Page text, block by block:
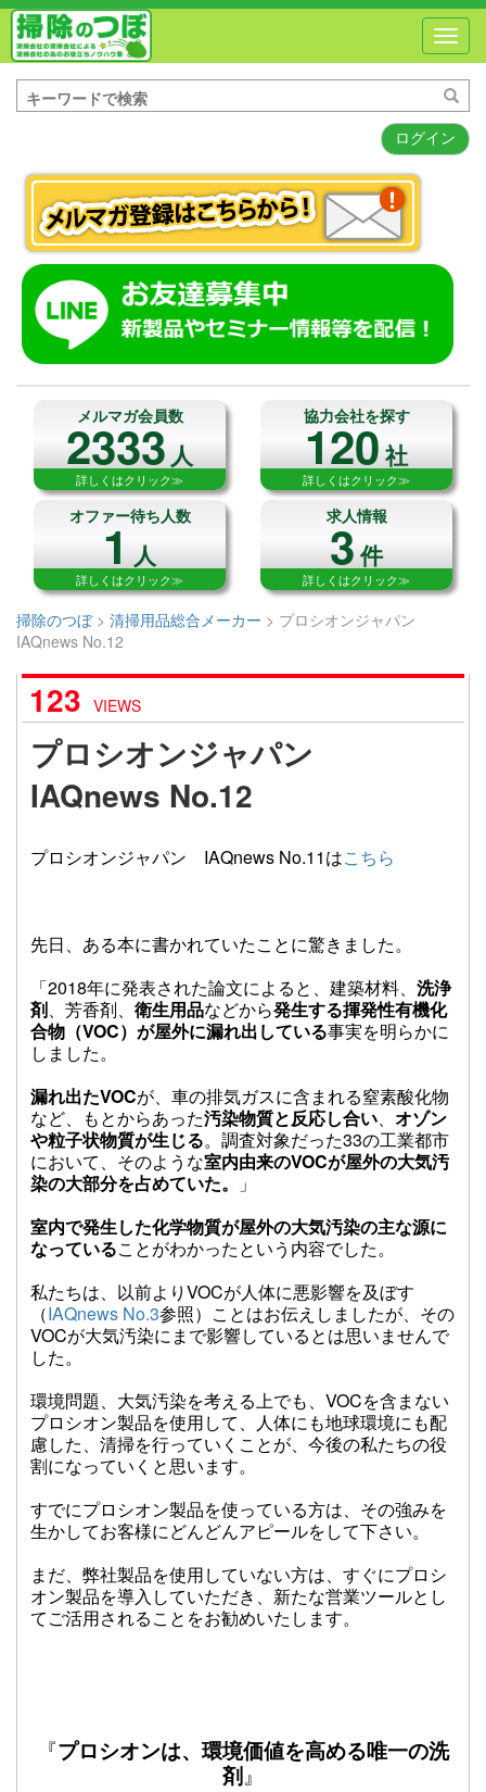
ログイン
メルマガ会員数
2333人
詳しくはクリック≫
協力会社を探す
120社
詳しくはクリック≫
オファー待ち人数
1人
詳しくはクリック≫
求人情報
3件
詳しくはクリック≫
掃除のつぼ> 清掃用品総合メーカー > プロシオンジャパン
IAQnews No.12
123 VIEWS
プロシオンジャパン
IAQnews No.12
プロシオンジャパン IAQnews No.11はこちら
先日、ある本に書かれていたことに驚きました。
「2018年に発表された論文によると、建築材料、 洗浄
剤、芳香剤、 衛生用品などから発生する揮発性有機化
合物（VOC）が屋外に漏れ出している事実を明らかに
しました。
漏れ出たVOCが、車の排気ガスに含まれる窒素酸化物
など、もとからあった汚染物質と反応し合い、 オゾン
や粒子状物質が生じる。調査対象だった33の工業都市
において、そのような室内由来のVOCが屋外の大気汚
染の大部分を占めていた。
」
室内で発生した化学物質が屋外の大気汚染の主な源に
なっていることがわかったという内容でした。
私たちは、以前よりVOCが人体に悪影響を及ぼす
（IAQnews No.3参照）ことはお伝えしましたが、その
VOCが大気汚染にまで影響しているとは思いませんで
した。
環境問題、大気汚染を考える上でも、VOCを含まない
プロシオン製品を使用して、人体にも地球環境にも配
慮した、清掃を行っていくことが、今後の私たちの役
割になっていくと思います。
すでにプロシオン製品を使っている方は、その強みを
生かしてお客様にどんどんアピールをして下さい。
まだ、弊社製品を使用していない方は、すぐにプロシ
オン製品を導入していただき、新たな営業ツールとし
てご活用されることをお勧めいたします。
『プロシオンは、環境価値を高める唯一の洗
剤』